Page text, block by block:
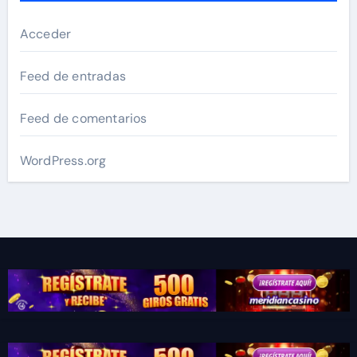
Acceder
Feed de entradas
Feed de comentarios
WordPress.org